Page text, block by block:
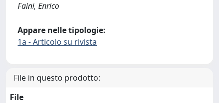
Faini, Enrico
Appare nelle tipologie:
1a - Articolo su rivista
File in questo prodotto:
File